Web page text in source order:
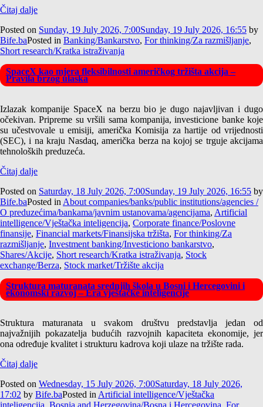
Čitaj dalje
Posted on Sunday, 19 July 2026, 7:00Sunday, 19 July 2026, 16:55 by
Bife.baPosted in Banking/Bankarstvo, For thinking/Za razmišljanje,
Short research/Kratka istraživanja
SpaceX kao mjera fleksibilnosti američkog tržišta akcija –
Pravila brzog ulaska
Izlazak kompanije SpaceX na berzu bio je dugo najavljivan i dugo
očekivan. Pripreme su vršili sama kompanija, investicione banke koje
su učestvovale u emisiji, američka Komisija za hartije od vrijednosti
(SEC), i na kraju Nasdaq, američka berza na kojoj se trguje akcijama
tehnoloških preduzeća.
Čitaj dalje
Posted on Saturday, 18 July 2026, 7:00Sunday, 19 July 2026, 16:55 by
Bife.baPosted in About companies/banks/public institutions/agencies /
O preduzećima/bankama/javnim ustanovama/agencijama, Artificial
intelligence/Vještačka inteligencija, Corporate finance/Poslovne
finansije, Financial markets/Finansijska tržišta, For thinking/Za
razmišljanje, Investment banking/Investiciono bankarstvo,
Shares/Akcije, Short research/Kratka istraživanja, Stock
exchange/Berza, Stock market/Tržište akcija
Struktura maturanata srednjih škola u Bosni i Hercegovini i
ekonomski razvoj – Era vještačke inteligencije
Struktura maturanata u svakom društvu predstavlja jedan od
najvažnijih pokazatelja budućih razvojnih kapaciteta ekonomije, jer
ona određuje kvalitet i strukturu kadrova koji ulaze na tržište rada.
Čitaj dalje
Posted on Wednesday, 15 July 2026, 7:00Saturday, 18 July 2026,
17:02 by Bife.baPosted in Artificial intelligence/Vještačka
inteligencija Bosnia and Herzegovina/Bosna i Hercegovina For